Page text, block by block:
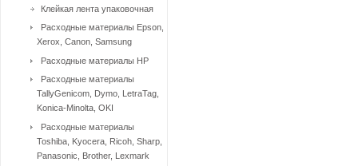
Клейкая лента упаковочная
Расходные материалы Epson,
Xerox, Canon, Samsung
Расходные материалы HP
Расходные материалы
TallyGenicom, Dymo, LetraTag,
Konica-Minolta, OKI
Расходные материалы
Toshiba, Kyocera, Ricoh, Sharp,
Panasonic, Brother, Lexmark